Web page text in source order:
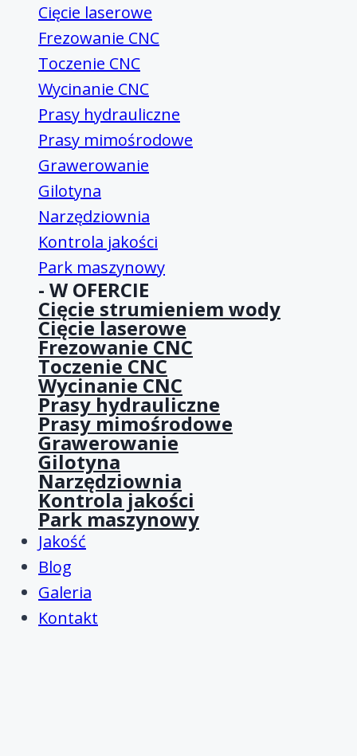
Cięcie laserowe
Frezowanie CNC
Toczenie CNC
Wycinanie CNC
Prasy hydrauliczne
Prasy mimośrodowe
Grawerowanie
Gilotyna
Narzędziownia
Kontrola jakości
Park maszynowy
- W OFERCIE
Cięcie strumieniem wody
Cięcie laserowe
Frezowanie CNC
Toczenie CNC
Wycinanie CNC
Prasy hydrauliczne
Prasy mimośrodowe
Grawerowanie
Gilotyna
Narzędziownia
Kontrola jakości
Park maszynowy
Jakość
Blog
Galeria
Kontakt